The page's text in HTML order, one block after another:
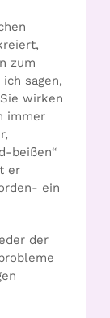
zum
sagen,
wirken
immer
beißen“
er
ein
der